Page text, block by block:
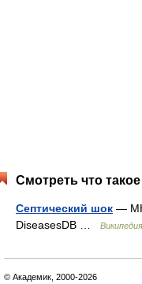
Смотреть что
Септический шок —
DiseasesDB …
Википедия
© Академик, 2000-2026